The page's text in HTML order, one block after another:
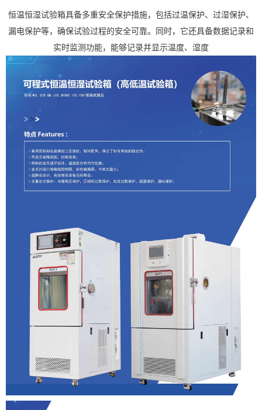
恒温恒湿试验箱具备多重安全保护措施，包括过温保护、过湿保护、
漏电保护等，确保试验过程的安全可靠。同时，它还具备数据记录和
实时监测功能，能够记录并显示温度、湿度